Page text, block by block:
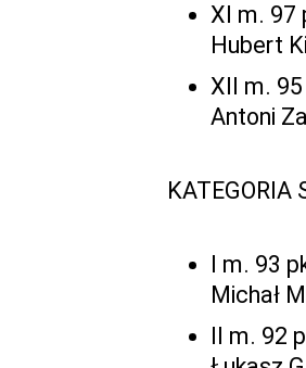
XI m. 97
Hubert
XII m.
Antoni
KATEGORIA
I m. 93
Michał
II m. 92